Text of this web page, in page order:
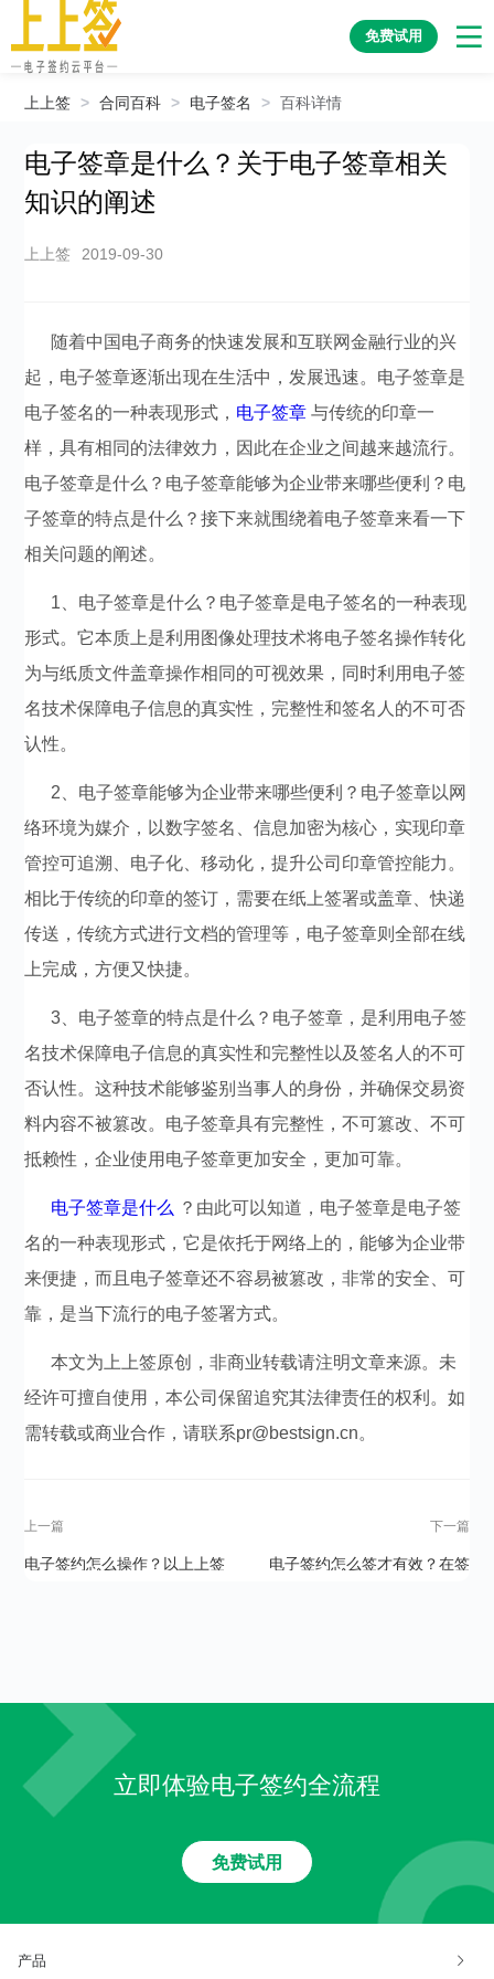
免费试用
上上签 > 合同百科 > 电子签名 > 百科详情
电子签章是什么？关于电子签章相关
知识的阐述
上上签 2019-09-30
随着中国电子商务的快速发展和互联网金融行业的兴
起，电子签章逐渐出现在生活中，发展迅速。电子签章是
电子签名的一种表现形式， 电子签章 与传统的印章一
样，具有相同的法律效力，因此在企业之间越来越流行。
电子签章是什么？电子签章能够为企业带来哪些便利？电
子签章的特点是什么？接下来就围绕着电子签章来看一下
相关问题的阐述。
1、电子签章是什么？电子签章是电子签名的一种表现
形式。它本质上是利用图像处理技术将电子签名操作转化
为与纸质文件盖章操作相同的可视效果，同时利用电子签
名技术保障电子信息的真实性，完整性和签名人的不可否
认性。
2、电子签章能够为企业带来哪些便利？电子签章以网
络环境为媒介，以数字签名、信息加密为核心，实现印章
管控可追溯、电子化、移动化，提升公司印章管控能力。
相比于传统的印章的签订，需要在纸上签署或盖章、快递
传送，传统方式进行文档的管理等，电子签章则全部在线
上完成，方便又快捷。
3、电子签章的特点是什么？电子签章，是利用电子签
名技术保障电子信息的真实性和完整性以及签名人的不可
否认性。这种技术能够鉴别当事人的身份，并确保交易资
料内容不被篡改。电子签章具有完整性，不可篡改、不可
抵赖性，企业使用电子签章更加安全，更加可靠。
电子签章是什么 ？由此可以知道，电子签章是电子签
名的一种表现形式，它是依托于网络上的，能够为企业带
来便捷，而且电子签章还不容易被篡改，非常的安全、可
靠，是当下流行的电子签署方式。
本文为上上签原创，非商业转载请注明文章来源。未
经许可擅自使用，本公司保留追究其法律责任的权利。如
需转载或商业合作，请联系pr@bestsign.cn。
上一篇
电子签约怎么操作？以上上签
下一篇
电子签约怎么签才有效？在签
立即体验电子签约全流程
免费试用
产品